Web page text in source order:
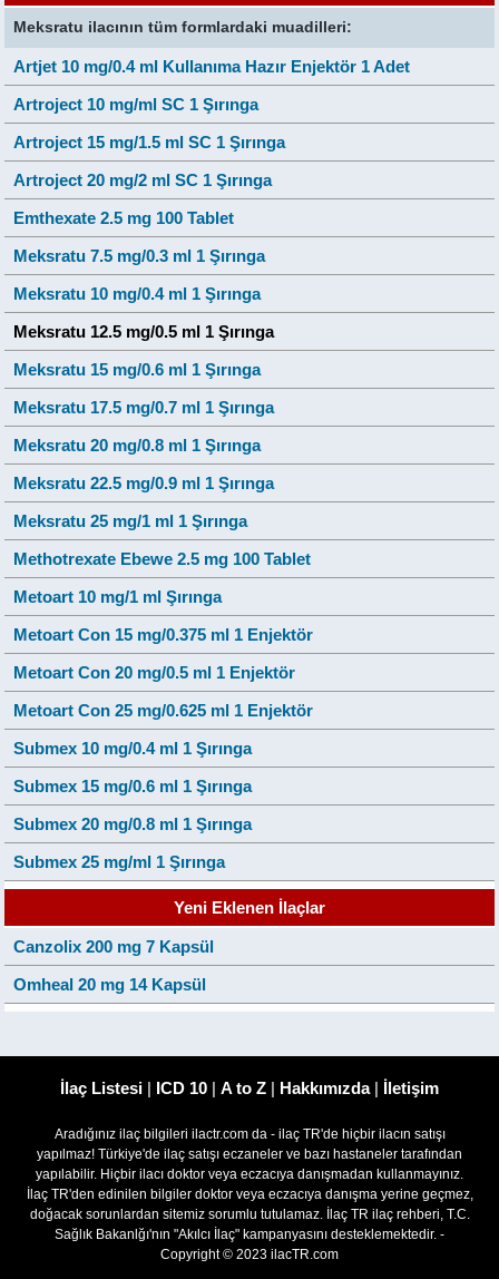
Meksratu ilacının tüm formlardaki muadilleri:
Artjet 10 mg/0.4 ml Kullanıma Hazır Enjektör 1 Adet
Artroject 10 mg/ml SC 1 Şırınga
Artroject 15 mg/1.5 ml SC 1 Şırınga
Artroject 20 mg/2 ml SC 1 Şırınga
Emthexate 2.5 mg 100 Tablet
Meksratu 7.5 mg/0.3 ml 1 Şırınga
Meksratu 10 mg/0.4 ml 1 Şırınga
Meksratu 12.5 mg/0.5 ml 1 Şırınga
Meksratu 15 mg/0.6 ml 1 Şırınga
Meksratu 17.5 mg/0.7 ml 1 Şırınga
Meksratu 20 mg/0.8 ml 1 Şırınga
Meksratu 22.5 mg/0.9 ml 1 Şırınga
Meksratu 25 mg/1 ml 1 Şırınga
Methotrexate Ebewe 2.5 mg 100 Tablet
Metoart 10 mg/1 ml Şırınga
Metoart Con 15 mg/0.375 ml 1 Enjektör
Metoart Con 20 mg/0.5 ml 1 Enjektör
Metoart Con 25 mg/0.625 ml 1 Enjektör
Submex 10 mg/0.4 ml 1 Şırınga
Submex 15 mg/0.6 ml 1 Şırınga
Submex 20 mg/0.8 ml 1 Şırınga
Submex 25 mg/ml 1 Şırınga
Yeni Eklenen İlaçlar
Canzolix 200 mg 7 Kapsül
Omheal 20 mg 14 Kapsül
İlaç Listesi | ICD 10 | A to Z | Hakkımızda| İletişim
Aradığınız ilaç bilgileri ilactr.com da - ilaç TR'de hiçbir ilacın satışı
yapılmaz! Türkiye'de ilaç satışı eczaneler ve bazı hastaneler tarafından
yapılabilir. Hiçbir ilacı doktor veya eczacıya danışmadan kullanmayınız.
İlaç TR'den edinilen bilgiler doktor veya eczacıya danışma yerine geçmez,
doğacak sorunlardan sitemiz sorumlu tutulamaz. İlaç TR ilaç rehberi, T.C.
Sağlık Bakanlğı'nın "Akılcı İlaç" kampanyasını desteklemektedir. -
Copyright © 2023 ilacTR.com